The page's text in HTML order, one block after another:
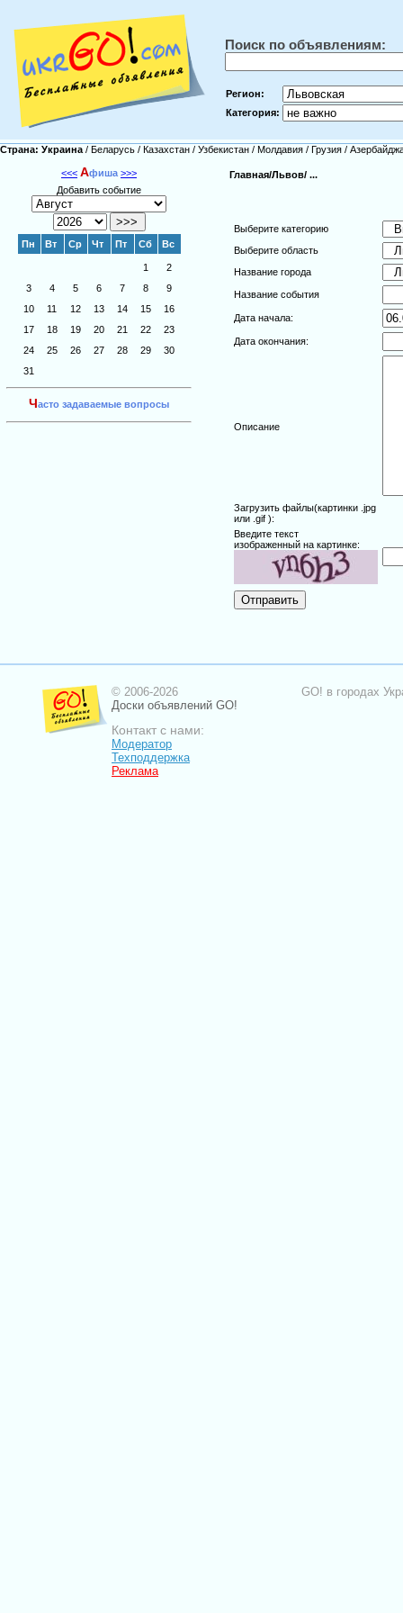
Поиск по объявлениям:
Регион:
Категория:
Страна: Украина / Беларусь / Казахстан / Узбекистан / Молдавия / Грузия /
<<< Афиша >>>
Добавить событие
Пн Вт Ср Чт Пт Сб Вс
1
2
3
4 5 6 7 8
9
10
11 12 13 14 15
16
17
18 19 20 21 22
23
24
25 26 27 28 29
30
31
Часто задаваемые вопросы
Главная/Львов/ ...
Выберите категорию
Выберите область
Название города
Название события
Дата начала:
Дата окончания:
Описание
Загрузить файлы(картинки .jpg
или .gif ):
Введите текст
изображенный на картинке:
© 2006-2026
Доски объявлений GO!
Контакт с нами:
Модератор
Техподдержка
Реклама
GO! в городах